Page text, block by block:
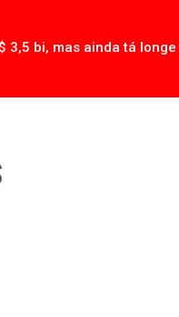
3,5 bi, mas ainda tá longe